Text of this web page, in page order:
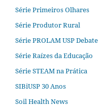
Série Primeiros Olhares
Série Produtor Rural
Série PROLAM USP Debate
Série Raízes da Educação
Série STEAM na Prática
SIBiUSP 30 Anos
Soil Health News